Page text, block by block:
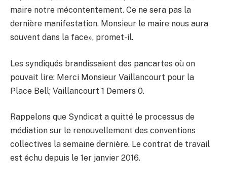
maire notre mécontentement. Ce ne sera pas la
dernière manifestation. Monsieur le maire nous aura
souvent dans la face», promet-il.
Les syndiqués brandissaient des pancartes où on
pouvait lire: Merci Monsieur Vaillancourt pour la
Place Bell; Vaillancourt 1 Demers 0.
Rappelons que Syndicat a quitté le processus de
médiation sur le renouvellement des conventions
collectives la semaine dernière. Le contrat de travail
est échu depuis le 1er janvier 2016.